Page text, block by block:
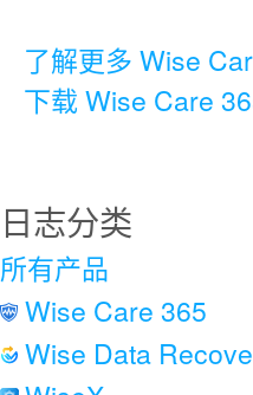
了解更多 Wise
下载 Wise Care
日志分类
所有产品
Wise Care 365
Wise Data